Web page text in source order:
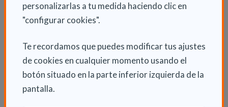
personalizarlas a tu medida haciendo clic en
"configurar cookies".
Te recordamos que puedes modificar tus ajustes
de cookies en cualquier momento usando el
botón situado en la parte inferior izquierda de la
pantalla.
La Ley de dependencia
Ayudas económicas
Autonomía
Cuidadores